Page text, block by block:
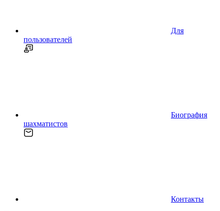
Для
пользователей
Биография
шахматистов
Контакты